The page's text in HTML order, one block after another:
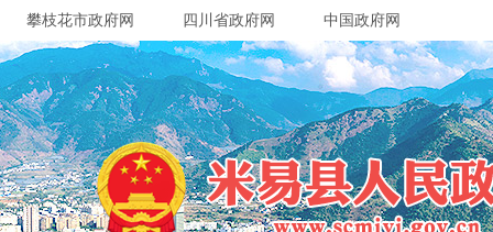
攀枝花市政府网 四川省政府网 中国政府网